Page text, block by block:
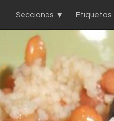
Secciones Etiquetas